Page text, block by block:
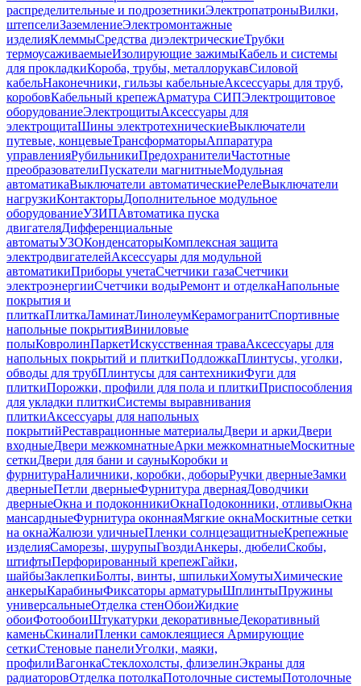
распределительные и подрозетникиЭлектропатроныВилки,
штепселиЗаземлениеЭлектромонтажные
изделияКлеммыСредства диэлектрическиеТрубки
термоусаживаемыеИзолирующие зажимыКабель и системы
для прокладкиКороба, трубы, металлорукавСиловой
кабельНаконечники, гильзы кабельныеАксессуары для труб,
коробовКабельный крепежАрматура СИПЭлектрощитовое
оборудованиеЭлектрощитыАксессуары для
электрощитаШины электротехническиеВыключатели
путевые, концевыеТрансформаторыАппаратура
управленияРубильникиПредохранителиЧастотные
преобразователиПускатели магнитныеМодульная
автоматикаВыключатели автоматическиеРелеВыключатели
нагрузкиКонтакторыДополнительное модульное
оборудованиеУЗИПАвтоматика пуска
двигателяДифференциальные
автоматыУЗОКонденсаторыКомплексная защита
электродвигателейАксессуары для модульной
автоматикиПриборы учетаСчетчики газаСчетчики
электроэнергииСчетчики водыРемонт и отделкаНапольные
покрытия и
плиткаПлиткаЛаминатЛинолеумКерамогранитСпортивные
напольные покрытияВиниловые
полыКовролинПаркетИскусственная траваАксессуары для
напольных покрытий и плиткиПодложкаПлинтусы, уголки,
обводы для трубПлинтусы для сантехникиФуги для
плиткиПорожки, профили для пола и плиткиПриспособления
для укладки плиткиСистемы выравнивания
плиткиАксессуары для напольных
покрытийРеставрационные материалыДвери и аркиДвери
входныеДвери межкомнатныеАрки межкомнатныеМоскитные
сеткиДвери для бани и сауныКоробки и
фурнитураНаличники, коробки, доборыРучки дверныеЗамки
дверныеПетли дверныеФурнитура двернаяДоводчики
дверныеОкна и подоконникиОкнаПодоконники, отливыОкна
мансардныеФурнитура оконнаяМягкие окнаМоскитные сетки
на окнаЖалюзи уличныеПленки солнцезащитныеКрепежные
изделияСаморезы, шурупыГвоздиАнкеры, дюбелиСкобы,
штифтыПерфорированный крепежГайки,
шайбыЗаклепкиБолты, винты, шпилькиХомутыХимические
анкерыКарабиныФиксаторы арматурыШплинтыПружины
универсальныеОтделка стенОбоиЖидкие
обоиФотообоиШтукатурки декоративныеДекоративный
каменьСкиналиПленки самоклеящиеся Армирующие
сеткиСтеновые панелиУголки, маяки,
профилиВагонкаСтеклохолсты, флизелинЭкраны для
радиаторовОтделка потолкаПотолочные системыПотолочные